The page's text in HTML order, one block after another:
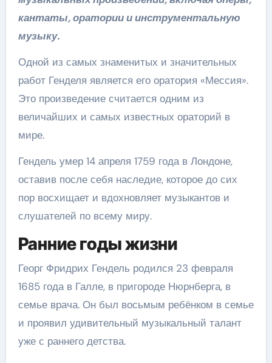
кантаты, оратории и инструментальную
музыку.
Одной из самых знаменитых и значительных
работ Генделя является его оратория «Мессия».
Это произведение считается одним из
величайших и самых известных ораторий в
мире.
Гендель умер 14 апреля 1759 года в Лондоне,
оставив после себя наследие, которое до сих
пор восхищает и вдохновляет музыкантов и
слушателей по всему миру.
Ранние годы жизни
Георг Фридрих Гендель родился 23 февраля
1685 года в Галле, в пригороде Нюрнберга, в
семье врача. Он был восьмым ребёнком в семье
и проявил удивительный музыкальный талант
уже с раннего детства.